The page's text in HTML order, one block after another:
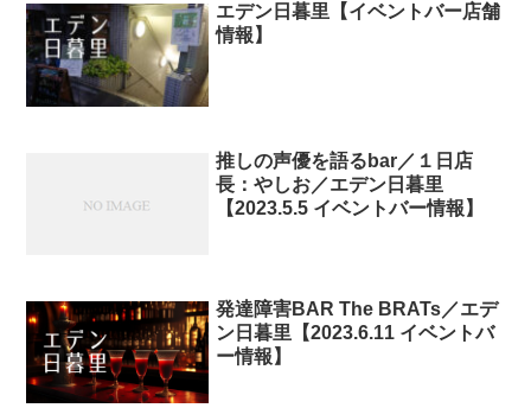
エデン日暮里【イベントバー店舗
情報】
推しの声優を語るbar／１日店
長：やしお／エデン日暮里
【2023.5.5 イベントバー情報】
発達障害BAR The BRATs／エデ
ン日暮里【2023.6.11 イベントバ
ー情報】